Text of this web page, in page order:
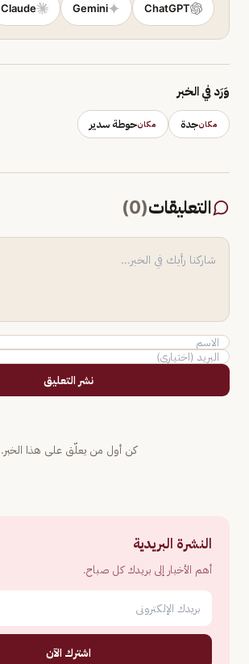
ChatGPT
Gemini
Claude
وَرَد في الخبر
مكانجدة مكانحوطة سدير
التعليقات(
0
)
نشر التعليق
كن أول من يعلّق على هذا الخبر.
النشرة البريدية
أهم الأخبار إلى بريدك كل صباح.
اشترك الآن